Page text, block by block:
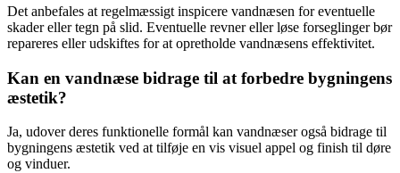
Det anbefales at regelmæssigt inspicere vandnæsen for eventuelle
skader eller tegn på slid. Eventuelle revner eller løse forseglinger bør
repareres eller udskiftes for at opretholde vandnæsens effektivitet.
Kan en vandnæse bidrage til at forbedre bygningens
æstetik?
Ja, udover deres funktionelle formål kan vandnæser også bidrage til
bygningens æstetik ved at tilføje en vis visuel appel og finish til døre
og vinduer.